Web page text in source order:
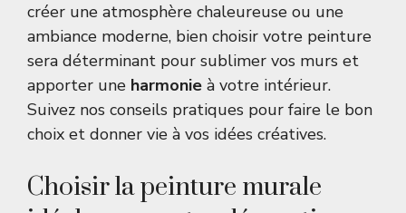
créer une atmosphère chaleureuse ou une
ambiance moderne, bien choisir votre peinture
sera déterminant pour sublimer vos murs et
apporter une harmonie à votre intérieur.
Suivez nos conseils pratiques pour faire le bon
choix et donner vie à vos idées créatives.
Choisir la peinture murale